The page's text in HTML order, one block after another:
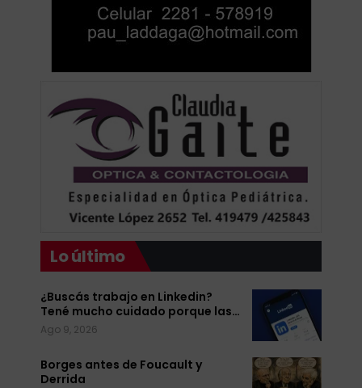
Lo último
¿Buscás trabajo en Linkedin?
Tené mucho cuidado porque las…
Ago 9, 2026
Borges antes de Foucault y
Derrida